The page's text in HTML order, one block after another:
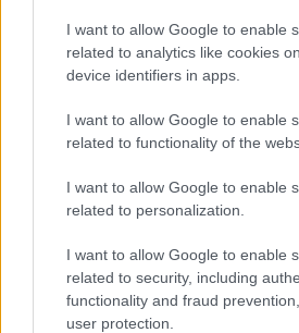
I want to allow Google to enable
related to analytics like cookies
device identifiers in apps.
I want to allow Google to enable
related to functionality of the
I want to allow Google to enable
related to personalization.
I want to allow Google to enable
related to security, including
functionality and fraud
user protection.
k p
NOTIZIE RECENTI
nuove aule nelle scuole
Incidente sulla
Arzachena
Incidente sulla strada
un ferito